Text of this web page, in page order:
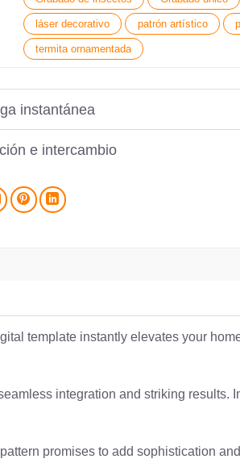
láser decorativo patrón artístico
termita ornamentada
instantánea
e intercambio
template instantly elevates your
integration and striking results.
promises to add sophistication